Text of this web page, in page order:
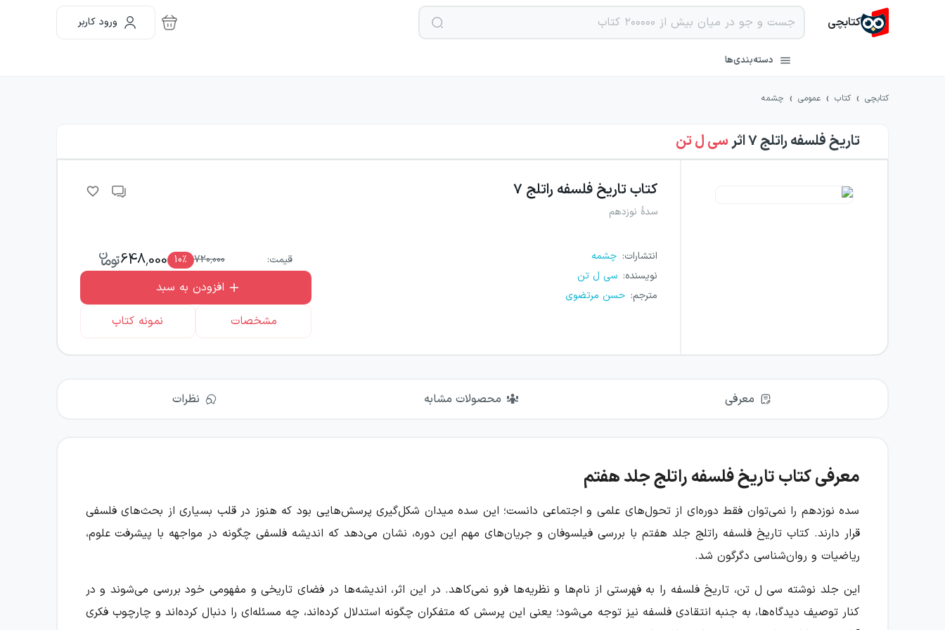
کتابچی ورود کاربر
دسته‌بندی‌ها
کتابچی › کتاب › عمومی › چشمه
تاریخ فلسفه راتلج ۷ اثرسی ل تن
کتابتاریخ فلسفه راتلج ۷
سدهٔ نوزدهم
انتشارات: چشمه
نویسنده: سی ل تن
مترجم: حسن مرتضوی
قیمت: 720,000
10٪ 648,000
افزودن به سبد
مشخصات
نمونه کتاب
معرفی محصولات مشابه نظرات
معرفی کتاب تاریخ فلسفه راتلج جلد هفتم
سده نوزدهم را نمی‌توان فقط دوره‌ای از تحول‌های علمی و اجتماعی دانست؛ این سده میدان شکل‌گیری پرسش‌هایی بود که هنوز در قلب بسیاری از بحث‌های فلسفی
قرار دارند. کتاب تاریخ فلسفه راتلج جلد هفتم با بررسی فیلسوفان و جریان‌های مهم این دوره، نشان می‌دهد که اندیشه فلسفی چگونه در مواجهه با پیشرفت علوم،
ریاضیات و روان‌شناسی دگرگون شد.
این جلد نوشته سی ل تن، تاریخ فلسفه را به فهرستی از نام‌ها و نظریه‌ها فرو نمی‌کاهد. در این اثر، اندیشه‌ها در فضای تاریخی و مفهومی خود بررسی می‌شوند و در
کنار توصیف دیدگاه‌ها، به جنبه انتقادی فلسفه نیز توجه می‌شود؛ یعنی این پرسش که متفکران چگونه استدلال کرده‌اند، چه مسئله‌ای را دنبال کرده‌اند و چارچوب فکری